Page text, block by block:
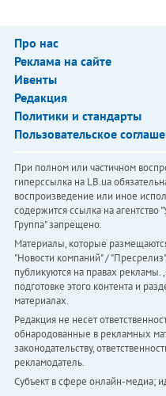
Про нас
Реклама на сайте
Ивенты
Редакция
Политики и стандарты
Пользовательское
При полном или частичном
гиперссылка на LB.ua
воспроизведение или иное
содержится ссылка на агентство
Группа" запрещено.
Материалы, которые
"Новости компаний" /
публикуются на правах рекламы.
подготовке этого контента и
материалах.
Редакция не несет
обнародованные в рекламных
законодательству,
рекламодатель.
Субъект в сфере онлайн-медиа;